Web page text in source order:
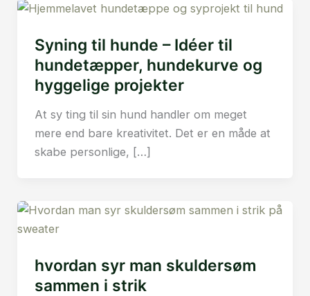
Syning til hunde – Idéer til
hundetæpper, hundekurve og
hyggelige projekter
At sy ting til sin hund handler om meget
mere end bare kreativitet. Det er en måde at
skabe personlige, […]
hvordan syr man skuldersøm
sammen i strik